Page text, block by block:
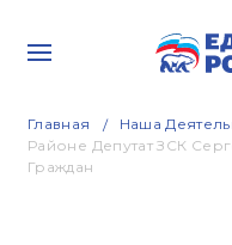
Главная Наша
Районе Депутат ЗСК
Граждан